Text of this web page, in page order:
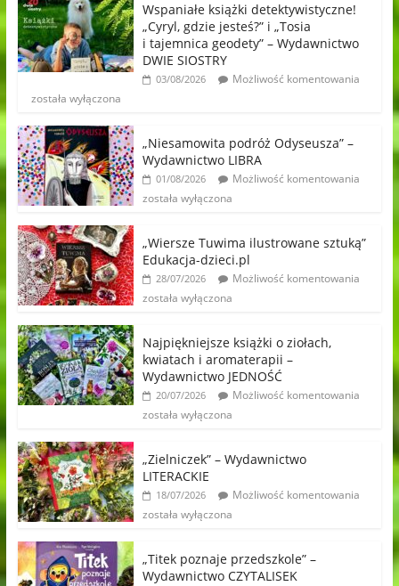
Wspaniałe książki detektywistyczne!
„Cyryl, gdzie jesteś?” i „Tosia
i tajemnica geodety” – Wydawnictwo
DWIE SIOSTRY
03/08/2026
Możliwość komentowania
została wyłączona
„Niesamowita podróż Odyseusza” –
Wydawnictwo LIBRA
01/08/2026
Możliwość komentowania
została wyłączona
„Wiersze Tuwima ilustrowane sztuką”
Edukacja-dzieci.pl
28/07/2026
Możliwość komentowania
została wyłączona
Najpiękniejsze książki o ziołach,
kwiatach i aromaterapii –
Wydawnictwo JEDNOŚĆ
20/07/2026
Możliwość komentowania
została wyłączona
„Zielniczek” – Wydawnictwo
LITERACKIE
18/07/2026
Możliwość komentowania
została wyłączona
„Titek poznaje przedszkole” –
Wydawnictwo CZYTALISEK